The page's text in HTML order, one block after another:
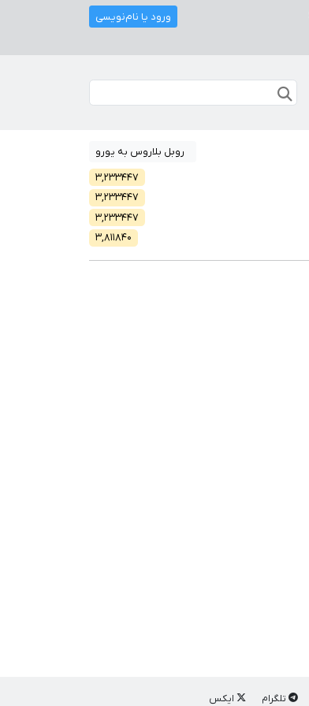
ورود یا نام‌نویسی
روبل بلاروس به یورو
۳,۲۳۳۴۴۷
۳,۲۳۳۴۴۷
۳,۲۳۳۴۴۷
۳,۸۱۱۸۴۰
تلگرام ایکس